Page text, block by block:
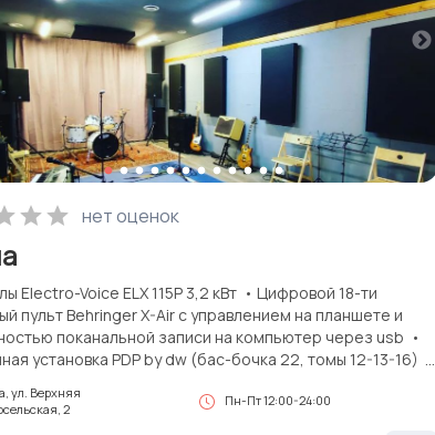
нет оценок
Electro-Voice ELX 115P 3,2 кВт • Цифровой 18-ти
пульт Behringer X-Air с управлением на планшете и
поканальной записи на компьютер через usb •
установка PDP by dw (бас-бочка 22, томы 12-13-16) •
комбо Peavey Classic 30 • Басовый стэк MarkBass F1 +
ул. Верхняя
2
Пн-Пт 12:00-24:00